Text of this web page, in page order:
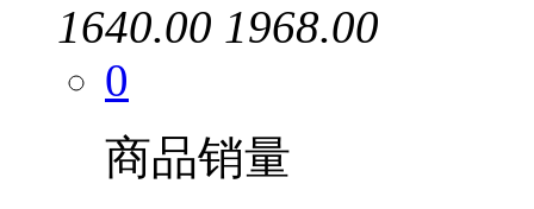
1640.00 1968.00
0
商品销量